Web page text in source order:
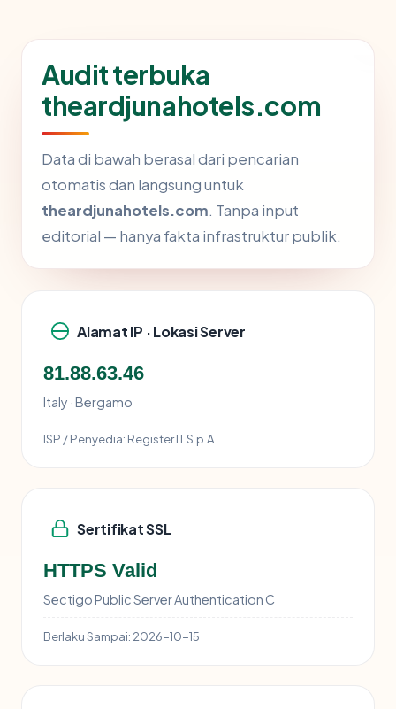
Audit terbuka
theardjunahotels.com
Data di bawah berasal dari pencarian
otomatis dan langsung untuk
theardjunahotels.com. Tanpa input
editorial — hanya fakta infrastruktur publik.
Alamat IP · Lokasi Server
81.88.63.46
Italy · Bergamo
ISP / Penyedia: Register.IT S.p.A.
Sertifikat SSL
HTTPS Valid
Sectigo Public Server Authentication C
Berlaku Sampai: 2026-10-15